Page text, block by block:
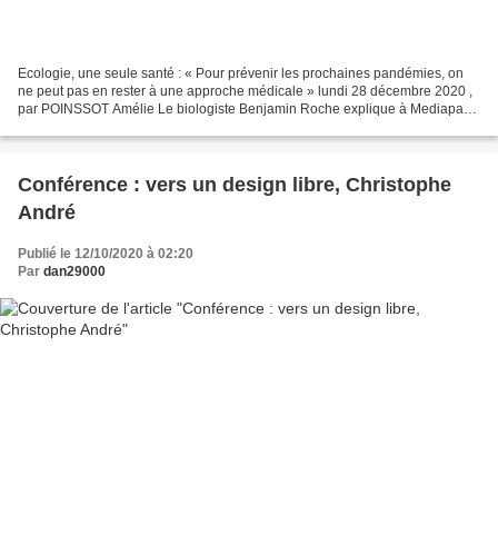
Ecologie, une seule santé : « Pour prévenir les prochaines pandémies, on
ne peut pas en rester à une approche médicale » lundi 28 décembre 2020 ,
par POINSSOT Amélie Le biologiste Benjamin Roche explique à Mediapart
Conférence : vers un design libre, Christophe
André
Publié le 12/10/2020 à 02:20
Par dan29000